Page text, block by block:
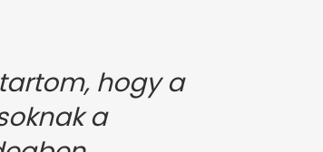
hogy a
a